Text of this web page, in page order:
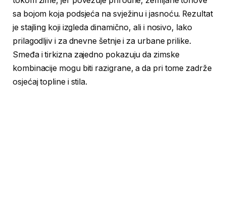
sa bojom koja podsjeća na svježinu i jasnoću. Rezultat
je stajling koji izgleda dinamično, ali i nosivo, lako
prilagodljiv i za dnevne šetnje i za urbane prilike.
Smeđa i tirkizna zajedno pokazuju da zimske
kombinacije mogu biti razigrane, a da pri tome zadrže
osjećaj topline i stila.